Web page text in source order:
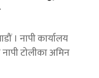
। नापी कार्यालय
टोलीका अमिन